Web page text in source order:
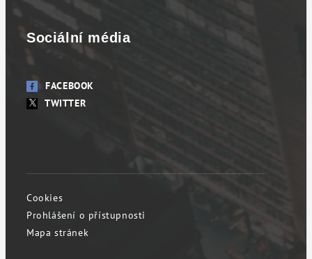
Sociální média
FACEBOOK
TWITTER
Cookies
Prohlášení o přístupnosti
Mapa stránek